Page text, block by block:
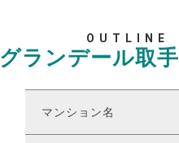
OUTLINE
グランデール取手
マンション名